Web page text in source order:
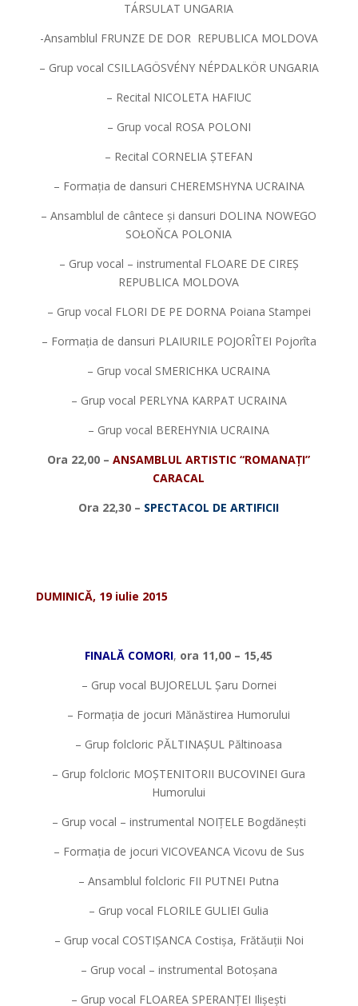
TÁRSULAT UNGARIA
-Ansamblul FRUNZE DE DOR REPUBLICA MOLDOVA
– Grup vocal CSILLAGÖSVÉNY NÉPDALKÖR UNGARIA
– Recital NICOLETA HAFIUC
– Grup vocal ROSA POLONI
– Recital CORNELIA ȘTEFAN
– Formația de dansuri CHEREMSHYNA UCRAINA
– Ansamblul de cântece și dansuri DOLINA NOWEGO
SOŁOŇCA POLONIA
– Grup vocal – instrumental FLOARE DE CIREȘ
REPUBLICA MOLDOVA
– Grup vocal FLORI DE PE DORNA Poiana Stampei
– Formația de dansuri PLAIURILE POJORÎTEI Pojorîta
– Grup vocal SMERICHKA UCRAINA
– Grup vocal PERLYNA KARPAT UCRAINA
– Grup vocal BEREHYNIA UCRAINA
Ora 22,00 –ANSAMBLUL ARTISTIC “ROMANAȚI”
CARACAL
Ora 22,30 – SPECTACOL DE ARTIFICII
DUMINICĂ, 19 iulie 2015
FINALĂ COMORI, ora 11,00 – 15,45
– Grup vocal BUJORELUL Șaru Dornei
– Formația de jocuri Mănăstirea Humorului
– Grup folcloric PĂLTINAȘUL Păltinoasa
– Grup folcloric MOȘTENITORII BUCOVINEI Gura
Humorului
– Grup vocal – instrumental NOIȚELE Bogdănești
– Formația de jocuri VICOVEANCA Vicovu de Sus
– Ansamblul folcloric FII PUTNEI Putna
– Grup vocal FLORILE GULIEI Gulia
– Grup vocal COSTIȘANCA Costișa, Frătăuții Noi
– Grup vocal – instrumental Botoșana
– Grup vocal FLOAREA SPERANȚEI Ilișești